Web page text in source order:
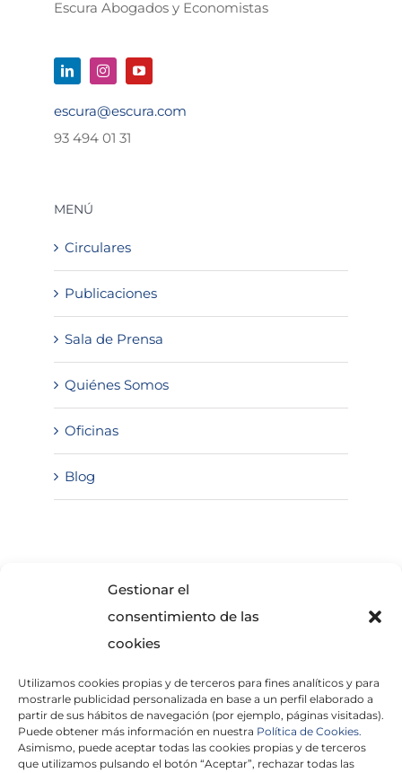
Gestionar el
consentimiento de las
cookies
Utilizamos cookies propias y de terceros para fines analíticos y para
mostrarle publicidad personalizada en base a un perfil elaborado a
partir de sus hábitos de navegación (por ejemplo, páginas visitadas).
Puede obtener más información en nuestra Política de Cookies.
Asimismo, puede aceptar todas las cookies propias y de terceros
que utilizamos pulsando el botón “Aceptar”, rechazar todas las
Escura Abogados y Economistas
escura@escura.com
93 494 01 31
MENÚ
Circulares
Publicaciones
Sala de Prensa
Quiénes Somos
Oficinas
Blog
He leído y acepto laPolítica de Privacidad